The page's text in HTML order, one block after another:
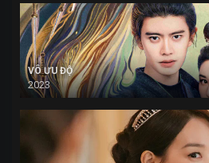
VÔ ƯU ĐỘ
2023